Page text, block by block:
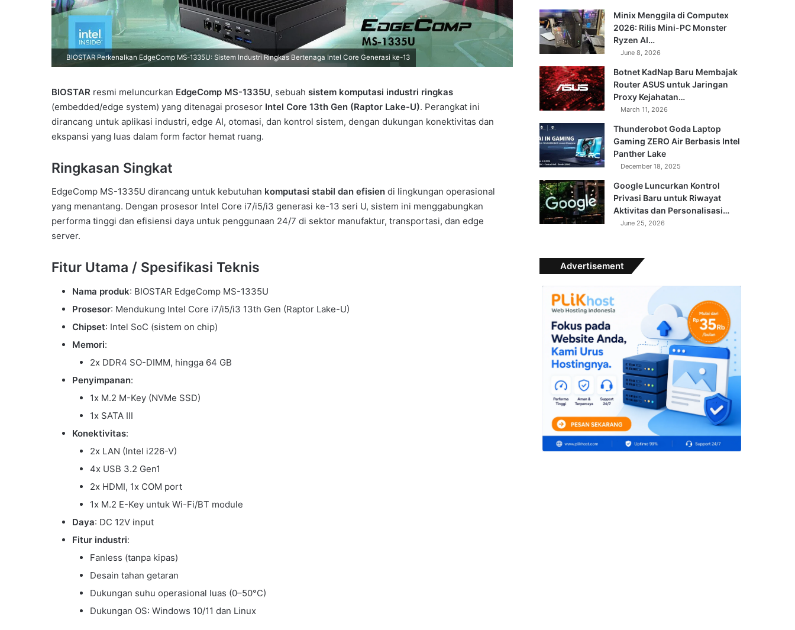
BIOSTAR Perkenalkan EdgeComp MS-1335U: Sistem Industri Ringkas Bertenaga Intel Core Generasi ke-13
BIOSTAR resmi meluncurkan EdgeComp MS-1335U, sebuah sistem komputasi industri ringkas
(embedded/edge system) yang ditenagai prosesor Intel Core 13th Gen (Raptor Lake-U). Perangkat ini
dirancang untuk aplikasi industri, edge AI, otomasi, dan kontrol sistem, dengan dukungan konektivitas dan
ekspansi yang luas dalam form factor hemat ruang.
Ringkasan Singkat
EdgeComp MS-1335U dirancang untuk kebutuhan komputasi stabil dan efisien di lingkungan operasional
yang menantang. Dengan prosesor Intel Core i7/i5/i3 generasi ke-13 seri U, sistem ini menggabungkan
performa tinggi dan efisiensi daya untuk penggunaan 24/7 di sektor manufaktur, transportasi, dan edge
server.
Fitur Utama / Spesifikasi Teknis
Nama produk: BIOSTAR EdgeComp MS-1335U
Prosesor: Mendukung Intel Core i7/i5/i3 13th Gen (Raptor Lake-U)
Chipset: Intel SoC (sistem on chip)
Memori:
2x DDR4 SO-DIMM, hingga 64 GB
Penyimpanan:
1x M.2 M-Key (NVMe SSD)
1x SATA III
Konektivitas:
2x LAN (Intel i226-V)
4x USB 3.2 Gen1
2x HDMI, 1x COM port
1x M.2 E-Key untuk Wi-Fi/BT module
Daya: DC 12V input
Fitur industri:
Fanless (tanpa kipas)
Desain tahan getaran
Dukungan suhu operasional luas (0–50°C)
Dukungan OS: Windows 10/11 dan Linux
Minix Menggila di Computex
2026: Rilis Mini-PC Monster
Ryzen AI…
June 8, 2026
Botnet KadNap Baru Membajak
Router ASUS untuk Jaringan
Proxy Kejahatan…
March 11, 2026
Thunderobot Goda Laptop
Gaming ZERO Air Berbasis Intel
Panther Lake
December 18, 2025
Google Luncurkan Kontrol
Privasi Baru untuk Riwayat
Aktivitas dan Personalisasi…
June 25, 2026
Advertisement